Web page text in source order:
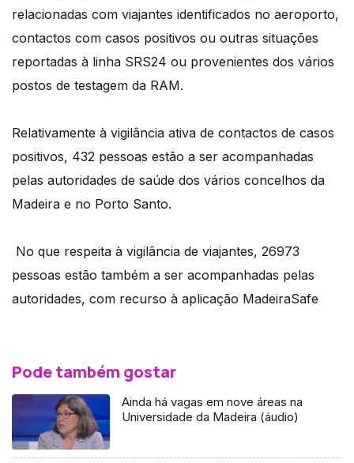
relacionadas com viajantes identificados no aeroporto,
contactos com casos positivos ou outras situações
reportadas à linha SRS24 ou provenientes dos vários
postos de testagem da RAM.
Relativamente à vigilância ativa de contactos de casos
positivos, 432 pessoas estão a ser acompanhadas
pelas autoridades de saúde dos vários concelhos da
Madeira e no Porto Santo.
No que respeita à vigilância de viajantes, 26973
pessoas estão também a ser acompanhadas pelas
autoridades, com recurso à aplicação MadeiraSafe
Pode também gostar
Ainda há vagas em nove áreas na
Universidade da Madeira (áudio)